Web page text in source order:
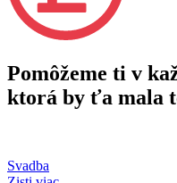
Pomôžeme ti v
ktorá by ťa mala
Svadba